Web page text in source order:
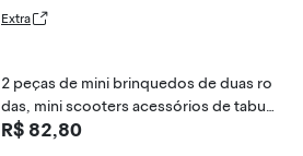
Extra
2 peças de mini brinquedos de duas ro
das, mini scooters acessórios de tabul
eiro de dedo, trotinete pequena para le
R$ 82,80